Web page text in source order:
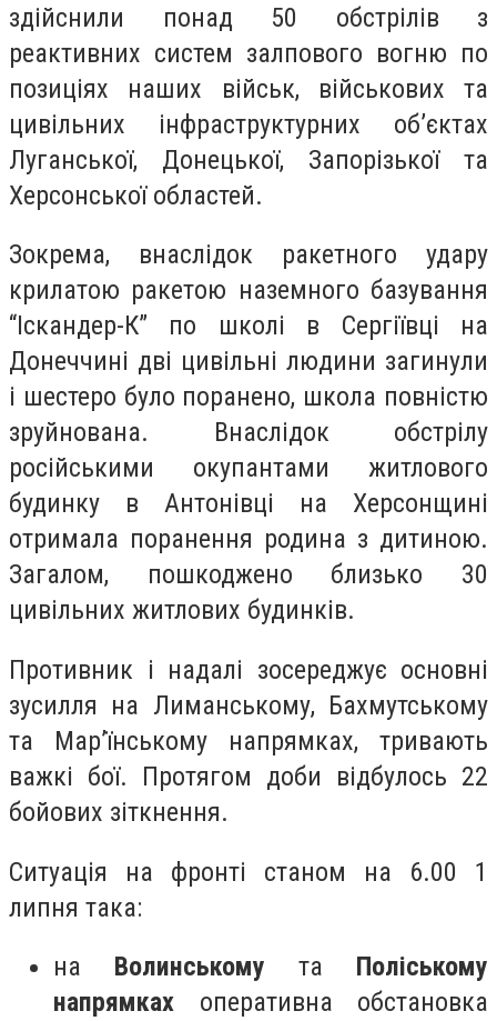
здійснили понад 50 обстрілів з
реактивних систем залпового вогню по
позиціях наших військ, військових та
цивільних інфраструктурних об’єктах
Луганської, Донецької, Запорізької та
Херсонської областей.
Зокрема, внаслідок ракетного удару
крилатою ракетою наземного базування
“Іскандер-К” по школі в Сергіївці на
Донеччині дві цивільні людини загинули
і шестеро було поранено, школа повністю
зруйнована. Внаслідок обстрілу
російськими окупантами житлового
будинку в Антонівці на Херсонщині
отримала поранення родина з дитиною.
Загалом, пошкоджено близько 30
цивільних житлових будинків.
Противник і надалі зосереджує основні
зусилля на Лиманському, Бахмутському
та Мар’їнському напрямках, тривають
важкі бої. Протягом доби відбулось 22
бойових зіткнення.
Ситуація на фронті станом на 6.00 1
липня така:
на Волинському та Поліському
напрямках оперативна обстановка